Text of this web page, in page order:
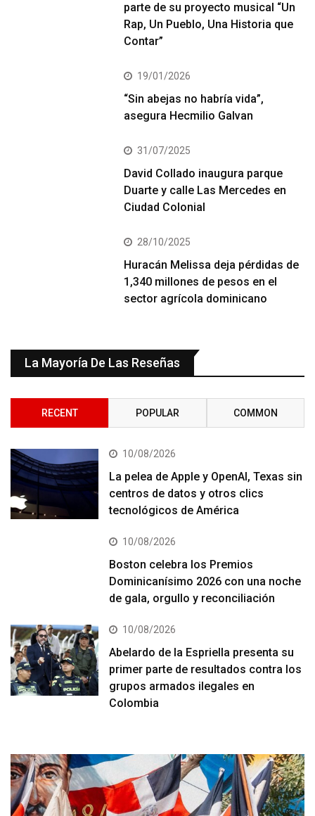
parte de su proyecto musical “Un
Rap, Un Pueblo, Una Historia que
Contar”
19/01/2026
“Sin abejas no habría vida”,
asegura Hecmilio Galvan
31/07/2025
David Collado inaugura parque
Duarte y calle Las Mercedes en
Ciudad Colonial
28/10/2025
Huracán Melissa deja pérdidas de
1,340 millones de pesos en el
sector agrícola dominicano
La Mayoría De Las Reseñas
RECENT POPULAR COMMON
10/08/2026
La pelea de Apple y OpenAI, Texas sin
centros de datos y otros clics
tecnológicos de América
10/08/2026
Boston celebra los Premios
Dominicanísimo 2026 con una noche
de gala, orgullo y reconciliación
10/08/2026
Abelardo de la Espriella presenta su
primer parte de resultados contra los
grupos armados ilegales en
Colombia